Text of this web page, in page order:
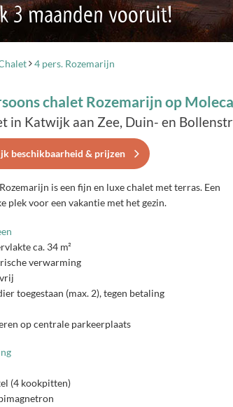
3 maanden vooruit!
4 pers. Rozemarijn
chalet Rozemarijn op
in Katwijk aan Zee, Duin- en
beschikbaarheid & prijzen
is een fijn en luxe chalet met terras. Een
plek voor een vakantie met het gezin.
ca. 34 m²
verwarming
toegestaan (max. 2), tegen betaling
op centrale parkeerplaats
(4 kookpitten)